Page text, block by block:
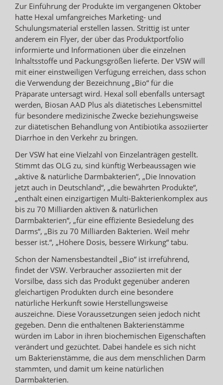
Zur Einführung der Produkte im vergangenen Oktober
hatte Hexal umfangreiches Marketing- und
Schulungsmaterial erstellen lassen. Strittig ist unter
anderem ein Flyer, der über das Produktportfolio
informierte und Informationen über die einzelnen
Inhaltsstoffe und Packungsgrößen lieferte. Der VSW will
mit einer einstweiligen Verfügung erreichen, dass schon
die Verwendung der Bezeichnung „Bio“ für die
Präparate untersagt wird. Hexal soll ebenfalls untersagt
werden, Biosan AAD Plus als diätetisches Lebensmittel
für besondere medizinische Zwecke beziehungsweise
zur diätetischen Behandlung von Antibiotika assoziierter
Diarrhoe in den Verkehr zu bringen.
Der VSW hat eine Vielzahl von Einzelanträgen gestellt.
Stimmt das OLG zu, sind künftig Werbeaussagen wie
„aktive & natürliche Darmbakterien“, „Die Innovation
jetzt auch in Deutschland“, „die bewährten Produkte“,
„enthält einen einzigartigen Multi-Bakterienkomplex aus
bis zu 70 Milliarden aktiven & natürlichen
Darmbakterien“, „für eine effiziente Besiedelung des
Darms“, „Bis zu 70 Milliarden Bakterien. Weil mehr
besser ist.“, „Höhere Dosis, bessere Wirkung“ tabu.
Schon der Namensbestandteil „Bio“ ist irreführend,
findet der VSW. Verbraucher assoziierten mit der
Vorsilbe, dass sich das Produkt gegenüber anderen
gleichartigen Produkten durch eine besondere
natürliche Herkunft sowie Herstellungsweise
auszeichne. Diese Voraussetzungen seien jedoch nicht
gegeben. Denn die enthaltenen Bakterienstämme
würden im Labor in ihren biochemischen Eigenschaften
verändert und gezüchtet. Dabei handele es sich nicht
um Bakterienstämme, die aus dem menschlichen Darm
stammten, und damit um keine natürlichen
Darmbakterien.